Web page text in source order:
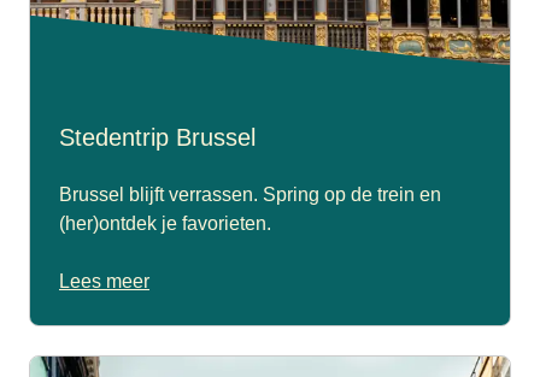
Stedentrip Brussel
Brussel blijft verrassen. Spring op de trein en
(her)ontdek je favorieten.
Lees meer